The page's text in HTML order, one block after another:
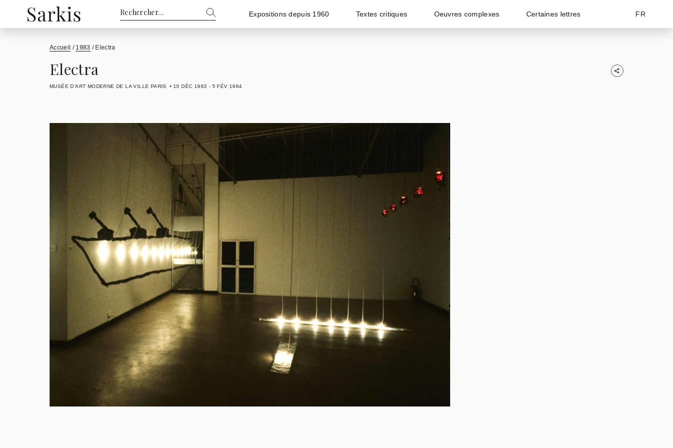
Rechercher : Expositions depuis 1960 Textes critiques Oeuvres complexes Certaines lettres FR
Accueil / 1983 / Electra
Electra
MUSÉE D’ART MODERNE DE LA VILLE PARIS 10 DÉC 1983 - 5 FÉV 1984